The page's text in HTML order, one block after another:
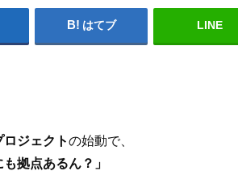
はてブ LINE
ジェクトの始動で、
拠点あるん？」